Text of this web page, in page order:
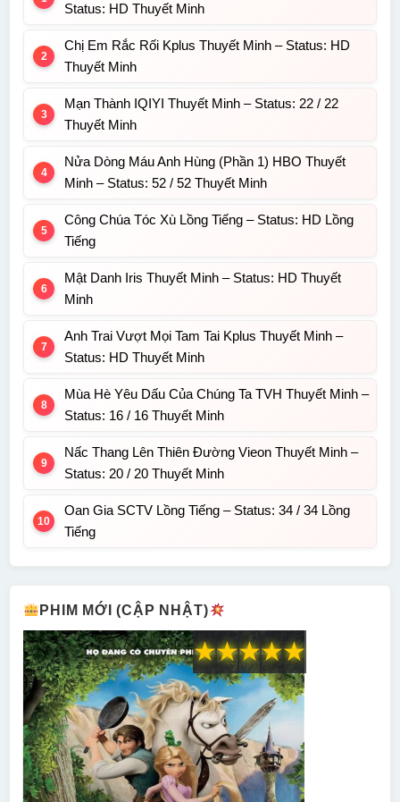
Status: HD Thuyết Minh
Chị Em Rắc Rối Kplus Thuyết Minh – Status: HD
Thuyết Minh
Mạn Thành IQIYI Thuyết Minh – Status: 22 / 22
Thuyết Minh
Nửa Dòng Máu Anh Hùng (Phần 1) HBO Thuyết
Minh – Status: 52 / 52 Thuyết Minh
Công Chúa Tóc Xù Lồng Tiếng – Status: HD Lồng
Tiếng
Mật Danh Iris Thuyết Minh – Status: HD Thuyết
Minh
Anh Trai Vượt Mọi Tam Tai Kplus Thuyết Minh –
Status: HD Thuyết Minh
Mùa Hè Yêu Dấu Của Chúng Ta TVH Thuyết Minh –
Status: 16 / 16 Thuyết Minh
Nấc Thang Lên Thiên Đường Vieon Thuyết Minh –
Status: 20 / 20 Thuyết Minh
Oan Gia SCTV Lồng Tiếng – Status: 34 / 34 Lồng
Tiếng
PHIM MỚI (CẬP NHẬT)
★
★
★
★
★